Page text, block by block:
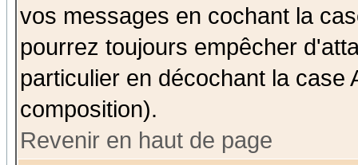
vos messages en cochant la
pourrez toujours empêcher
particulier en décochant la case
composition).
Revenir en haut de page